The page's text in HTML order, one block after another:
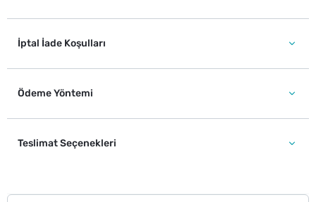
İptal İade Koşulları
Ödeme Yöntemi
Teslimat Seçenekleri